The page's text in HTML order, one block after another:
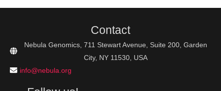
Contact
Nebula Genomics, 711 Stewart Avenue, Suite 200, Garden
City, NY 11530, USA
info@nebula.org